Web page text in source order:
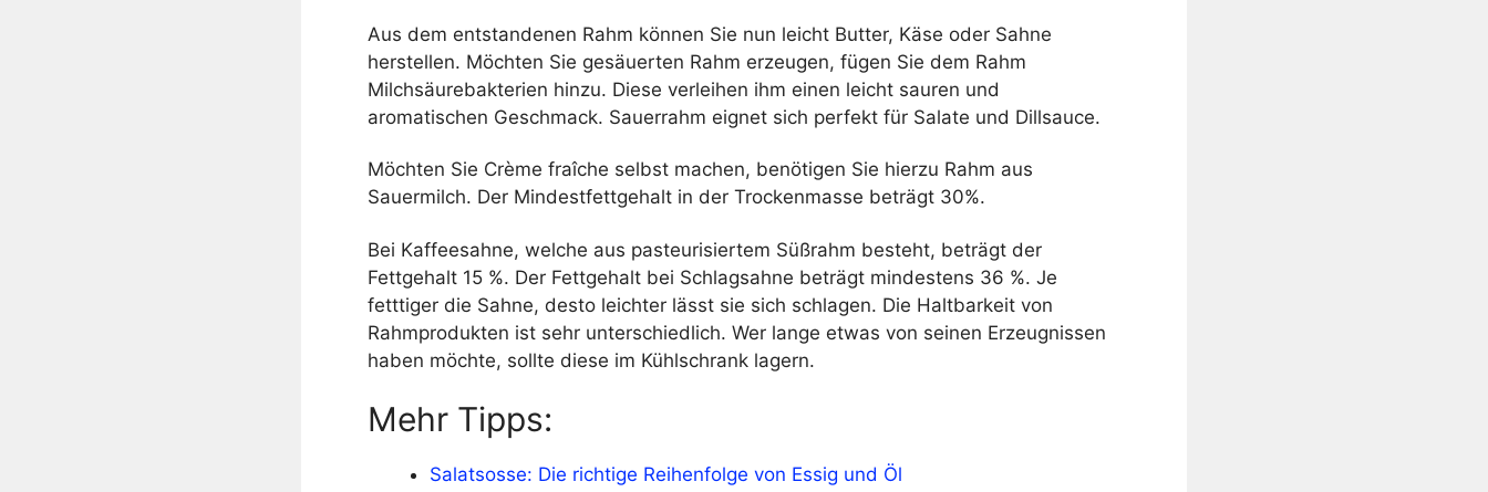
Aus dem entstandenen Rahm können Sie nun leicht Butter, Käse oder Sahne
herstellen. Möchten Sie gesäuerten Rahm erzeugen, fügen Sie dem Rahm
Milchsäurebakterien hinzu. Diese verleihen ihm einen leicht sauren und
aromatischen Geschmack. Sauerrahm eignet sich perfekt für Salate und Dillsauce.
Möchten Sie Crème fraîche selbst machen, benötigen Sie hierzu Rahm aus
Sauermilch. Der Mindestfettgehalt in der Trockenmasse beträgt 30%.
Bei Kaffeesahne, welche aus pasteurisiertem Süßrahm besteht, beträgt der
Fettgehalt 15 %. Der Fettgehalt bei Schlagsahne beträgt mindestens 36 %. Je
fetttiger die Sahne, desto leichter lässt sie sich schlagen. Die Haltbarkeit von
Rahmprodukten ist sehr unterschiedlich. Wer lange etwas von seinen Erzeugnissen
haben möchte, sollte diese im Kühlschrank lagern.
Mehr Tipps:
Salatsosse: Die richtige Reihenfolge von Essig und Öl